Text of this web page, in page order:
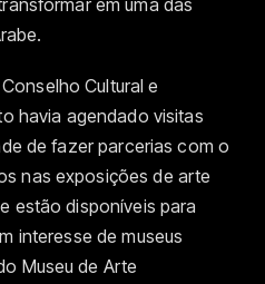
em uma das
Cultural e
havia agendado visitas
de fazer parcerias com o
nas exposições de arte
estão disponíveis para
interesse de museus
Museu de Arte